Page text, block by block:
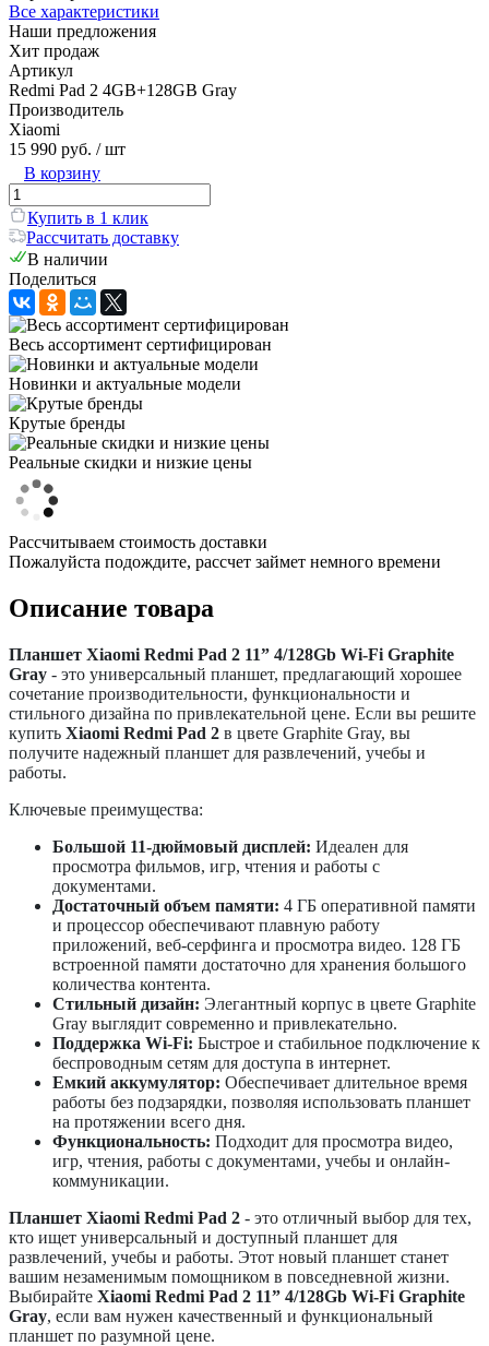
Все характеристики
Наши предложения
Хит продаж
Артикул
Redmi Pad 2 4GB+128GB Gray
Производитель
Xiaomi
15 990 руб. / шт
В корзину
Купить в 1 клик
Рассчитать доставку
В наличии
Поделиться
Весь ассортимент сертифицирован
Новинки и актуальные модели
Крутые бренды
Реальные скидки и низкие цены
Рассчитываем стоимость доставки
Пожалуйста подождите, рассчет займет немного времени
Описание товара
Планшет Xiaomi Redmi Pad 2 11” 4/128Gb Wi-Fi Graphite
Gray - это универсальный планшет, предлагающий хорошее
сочетание производительности, функциональности и
стильного дизайна по привлекательной цене. Если вы решите
купить Xiaomi Redmi Pad 2 в цвете Graphite Gray, вы
получите надежный планшет для развлечений, учебы и
работы.
Ключевые преимущества:
Большой 11-дюймовый дисплей: Идеален для
просмотра фильмов, игр, чтения и работы с
документами.
Достаточный объем памяти: 4 ГБ оперативной памяти
и процессор обеспечивают плавную работу
приложений, веб-серфинга и просмотра видео. 128 ГБ
встроенной памяти достаточно для хранения большого
количества контента.
Стильный дизайн: Элегантный корпус в цвете Graphite
Gray выглядит современно и привлекательно.
Поддержка Wi-Fi: Быстрое и стабильное подключение к
беспроводным сетям для доступа в интернет.
Емкий аккумулятор: Обеспечивает длительное время
работы без подзарядки, позволяя использовать планшет
на протяжении всего дня.
Функциональность: Подходит для просмотра видео,
игр, чтения, работы с документами, учебы и онлайн-
коммуникации.
Планшет Xiaomi Redmi Pad 2 - это отличный выбор для тех,
кто ищет универсальный и доступный планшет для
развлечений, учебы и работы. Этот новый планшет станет
вашим незаменимым помощником в повседневной жизни.
Выбирайте Xiaomi Redmi Pad 2 11” 4/128Gb Wi-Fi Graphite
Gray, если вам нужен качественный и функциональный
планшет по разумной цене.